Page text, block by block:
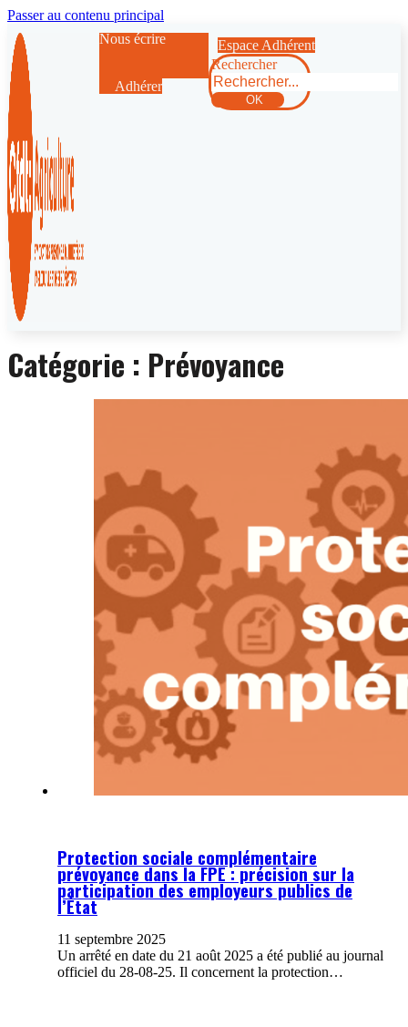
Passer au contenu principal
Nous écrire
Adhérer
Espace Adhérent
Rechercher
OK
Catégorie : Prévoyance
Protection sociale complémentaire
prévoyance dans la FPE : précision sur la
participation des employeurs publics de
l’État
11 septembre 2025
Un arrêté en date du 21 août 2025 a été publié au journal
officiel du 28-08-25. Il concernent la protection…